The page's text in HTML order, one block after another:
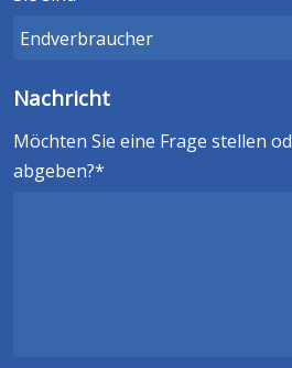
Nachricht
Möchten Sie eine Frage stellen
abgeben?